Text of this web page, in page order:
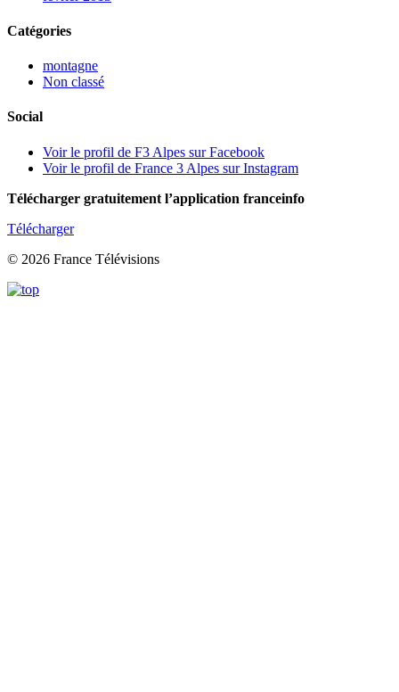
Catégories
montagne
Non classé
Social
Voir le profil de F3 Alpes sur Facebook
Voir le profil de France 3 Alpes sur Instagram
Télécharger gratuitement l’application franceinfo
Télécharger
© 2026 France Télévisions